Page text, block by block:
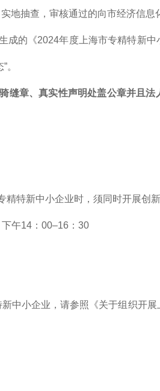
地抽查，审核通过的向市经济信息
成的《2024年度上海市专精特新中
。
缝章、真实性声明处盖公章并且法
特新中小企业时，须同时开展创新
午14：00–16：30
中小企业，请参照《关于组织开